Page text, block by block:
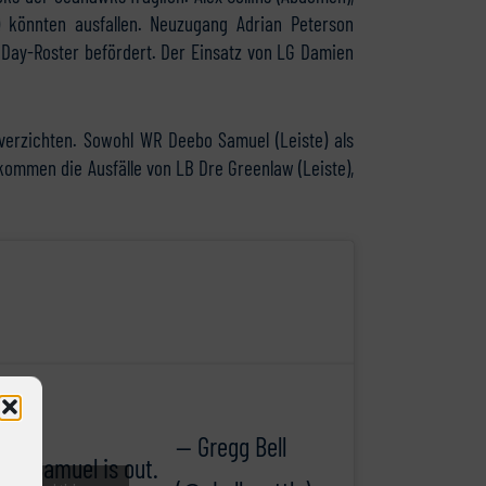
ausfallen. Neuzugang Adrian Peterson
Roster befördert. Der Einsatz von LG Damien
Sowohl WR Deebo Samuel (Leiste) als
die Ausfälle von LB Dre Greenlaw (Leiste),
Samuel is out.
— Gregg Bell